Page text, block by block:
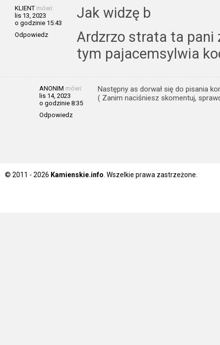
KLIENT mówi:
lis 13, 2023
o godzinie 15:43
Odpowiedz
Jak widzę b
Ardzrzo strata ta pani
tym pajacemsylwia
ANONIM mówi:
lis 14, 2023
o godzinie 8:35
Odpowiedz
Następny as dorwał się do pisania
( Zanim naciśniesz skomentuj,
© 2011 - 2026 Kamienskie.info. Wszelkie prawa zastrzeżone.